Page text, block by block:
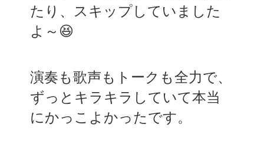
たり、スキップしていました
よ～😆
演奏も歌声もトークも全力で、
ずっとキラキラしていて本当
にかっこよかったです。